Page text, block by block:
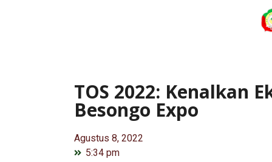
TOS 2022: Kenalkan
Besongo Expo
Agustus 8, 2022
5:34 pm